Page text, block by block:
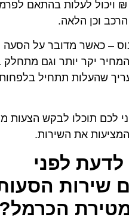
שמתחיל ב-500 ₪ ויכול לעלות בהתאם
הרכב וכן הלאה.
– כאשר מדובר על הסעה
יקר יותר וגם מתחלק
לכם תוכלו לבקש הצעות
את השירות.
לפני
שירות
הכרמל?